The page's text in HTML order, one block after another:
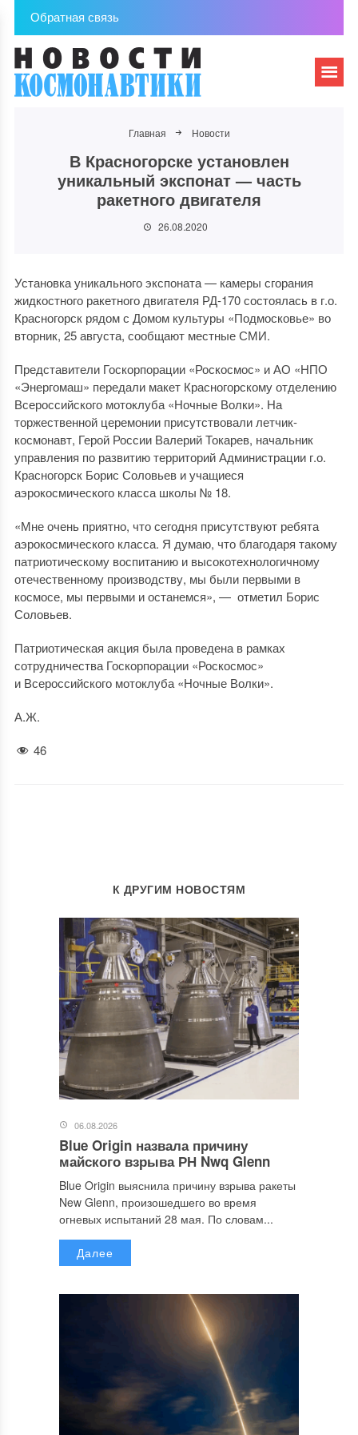
Обратная связь
Главная Новости
В Красногорске установлен
уникальный экспонат — часть
ракетного двигателя
26.08.2020
Установка уникального экспоната — камеры сгорания
жидкостного ракетного двигателя РД-170 состоялась в г.о.
Красногорск рядом с Домом культуры «Подмосковье» во
вторник, 25 августа, сообщают местные СМИ.
Представители Госкорпорации «Роскосмос» и АО «НПО
«Энергомаш» передали макет Красногорскому отделению
Всероссийского мотоклуба «Ночные Волки». На
торжественной церемонии присутствовали летчик-
космонавт, Герой России Валерий Токарев, начальник
управления по развитию территорий Администрации г.о.
Красногорск Борис Соловьев и учащиеся
аэрокосмического класса школы № 18.
«Мне очень приятно, что сегодня присутствуют ребята
аэрокосмического класса. Я думаю, что благодаря такому
патриотическому воспитанию и высокотехнологичному
отечественному производству, мы были первыми в
космосе, мы первыми и останемся», — отметил Борис
Соловьев.
Патриотическая акция была проведена в рамках
сотрудничества Госкорпорации «Роскосмос»
и Всероссийского мотоклуба «Ночные Волки».
А.Ж.
46
К ДРУГИМ НОВОСТЯМ
06.08.2026
Blue Origin назвала причину
майского взрыва РН Nwq Glenn
Blue Origin выяснила причину взрыва ракеты
New Glenn, произошедшего во время
огневых испытаний 28 мая. По словам...
Далее